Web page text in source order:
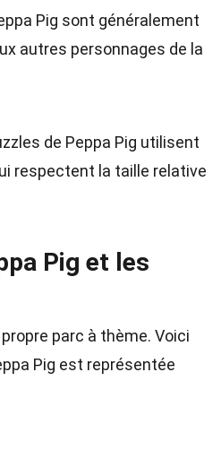
Pig sont généralement
autres personnages de la
de Peppa Pig utilisent
respectent la taille relative
Pig et les
parc à thème. Voici
Pig est représentée